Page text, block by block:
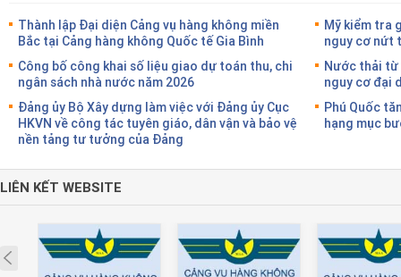
Thành lập Đại diện Cảng vụ hàng không miền
Bắc tại Cảng hàng không Quốc tế Gia Bình
Công bố công khai số liệu giao dự toán thu, chi
ngân sách nhà nước năm 2026
Đảng ủy Bộ Xây dựng làm việc với Đảng ủy Cục
HKVN về công tác tuyên giáo, dân vận và bảo vệ
nền tảng tư tưởng của Đảng
Mỹ kiểm tra
nguy cơ nứt
Nước thải từ
nguy cơ đại
Phú Quốc
hạng mục
LIÊN KẾT WEBSITE
Prev